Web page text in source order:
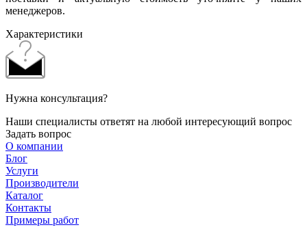
менеджеров.
Характеристики
Нужна консультация?
Наши специалисты ответят на любой интересующий вопрос
Задать вопрос
О компании
Блог
Услуги
Производители
Каталог
Контакты
Примеры работ